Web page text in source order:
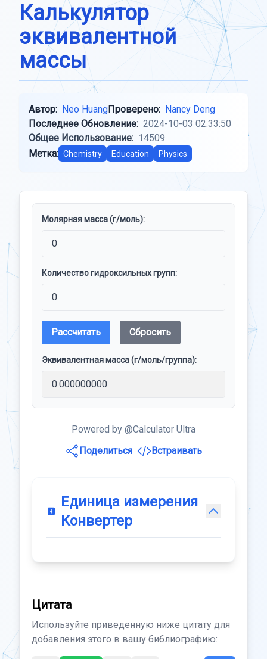
Калькулятор
эквивалентной
массы
Автор: Neo HuangПроверено: Nancy Deng
Последнее Обновление: 2024-10-03 02:33:50
Общее Использование: 14509
Метка: Chemistry Education Physics
Молярная масса (г/моль):
Количество гидроксильных групп:
Рассчитать Сбросить
Эквивалентная масса (г/моль/группа):
Powered by @Calculator Ultra
Поделиться
Встраивать
Единица измерения
Конвертер
Цитата
Используйте приведенную ниже цитату для
добавления этого в вашу библиографию: